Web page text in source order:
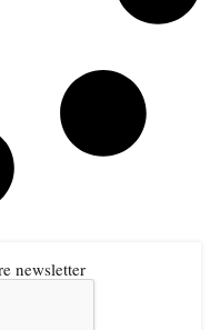
newsletter